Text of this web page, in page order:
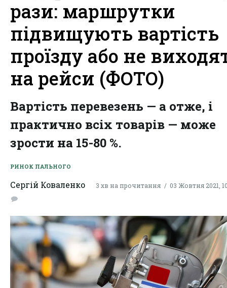
рази: маршрутки
підвищують вартість
проїзду або не
на рейси (ФОТО)
Вартість перевезень — а отже, і
практично всіх товарів — може
зрости на 15-80 %.
РИНОК ПАЛЬНОГО
Сергій Коваленко 3 хв на прочитання 03 Жовтня 2021,